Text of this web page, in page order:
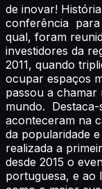
de inovar!
conferência para
qual, foram
investidores da
2011, quando
ocupar espaços
passou a chamar
mundo. Destaca-
aconteceram na
da popularidade
realizada a
desde 2015 o
portuguesa, e ao